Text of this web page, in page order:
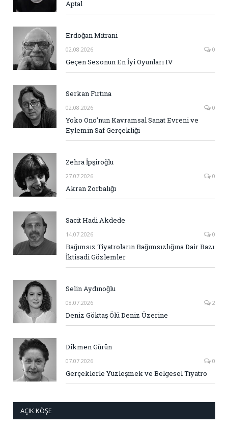
Aptal
Erdoğan Mitrani
02.08.2026 0
Geçen Sezonun En İyi Oyunları IV
Serkan Fırtına
02.08.2026 0
Yoko Ono’nun Kavramsal Sanat Evreni ve
Eylemin Saf Gerçekliği
Zehra İpşiroğlu
27.07.2026 0
Akran Zorbalığı
Sacit Hadi Akdede
14.07.2026 0
Bağımsız Tiyatroların Bağımsızlığına Dair Bazı
İktisadi Gözlemler
Selin Aydınoğlu
08.07.2026 2
Deniz Göktaş Ölü Deniz Üzerine
Dikmen Gürün
07.07.2026 0
Gerçeklerle Yüzleşmek ve Belgesel Tiyatro
AÇIK KÖŞE